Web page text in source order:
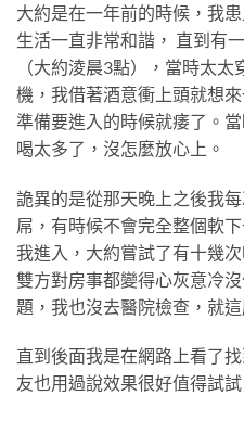
大約是在一年前的時候，我患
生活一直非常和諧， 直到有
（大約淩晨3點），當時太
機，我借著酒意衝上頭就想
準備要進入的時候就痿了。
喝太多了，沒怎麼放心上。
詭異的是從那天晚上之後我
屌，有時候不會完全整個軟
我進入，大約嘗試了有十幾
雙方對房事都變得心灰意冷
題，我也沒去醫院檢查，就這
直到後面我是在網路上看了找
友也用過說效果很好值得試試